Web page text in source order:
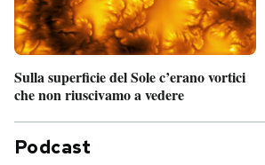
Sulla superficie del Sole c’erano vortici
che non riuscivamo a vedere
Podcast